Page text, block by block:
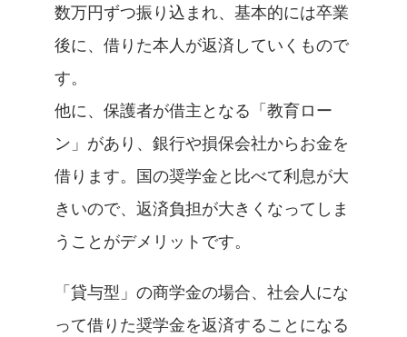
数万円ずつ振り込まれ、基本的には卒業
後に、借りた本人が返済していくもので
す。
他に、保護者が借主となる「教育ロー
ン」があり、銀行や損保会社からお金を
借ります。国の奨学金と比べて利息が大
きいので、返済負担が大きくなってしま
うことがデメリットです。
「貸与型」の商学金の場合、社会人にな
って借りた奨学金を返済することになる